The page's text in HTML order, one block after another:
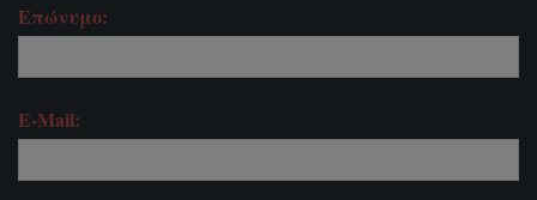
Επώνυμο:
E-Mail: